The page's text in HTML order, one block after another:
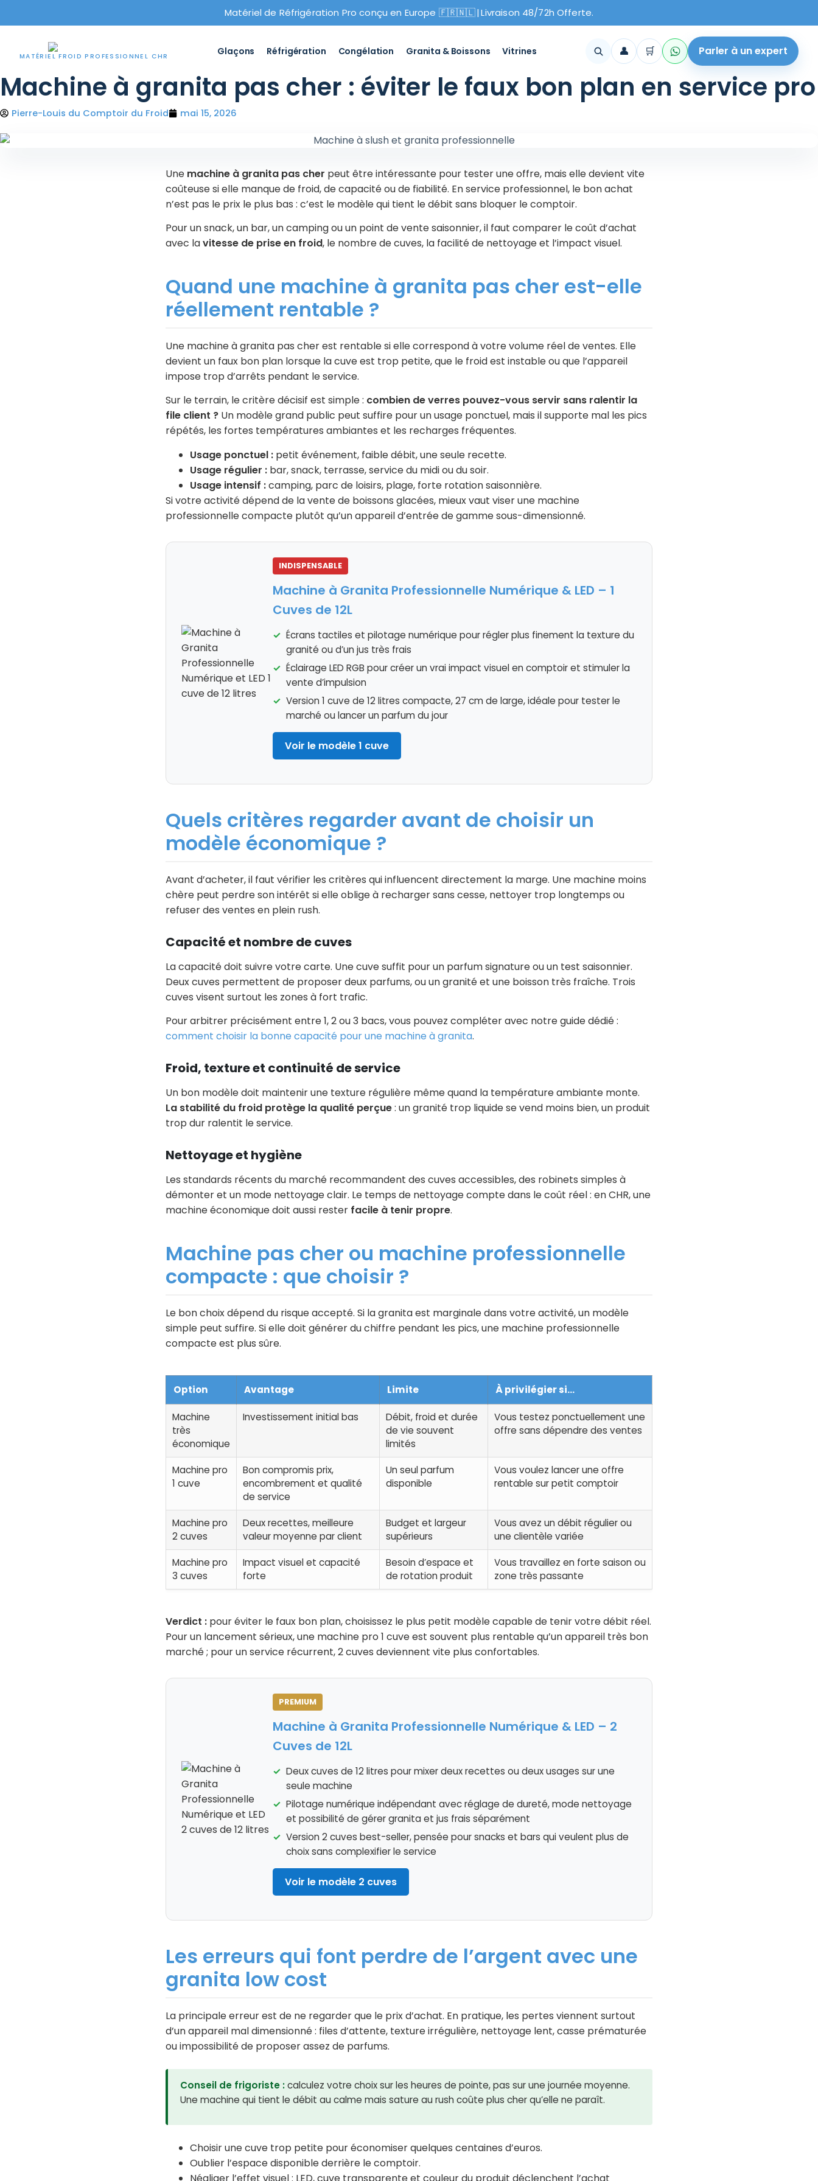
Aller
au
contenu
Matériel de Réfrigération Pro conçu en Europe 🇫🇷🇳🇱| Livraison 48/72h Offerte.
MATÉRIEL FROID PROFESSIONNEL CHR Glaçons Réfrigération Congélation Granita & Boissons Vitrines 👤 🛒 Parler à un expert
VOTRE SÉLECTION
Panier ×
TVA déductible avant paiement
Paiement par carte, SEPA, Paypal, etc.
Assistance avant et après achat
Machine à granita pas cher : éviter le faux bon plan en service pro
Pierre-Louis du Comptoir du Froid mai 15, 2026
Une machine à granita pas cher peut être intéressante pour tester une offre, mais elle devient vite
coûteuse si elle manque de froid, de capacité ou de fiabilité. En service professionnel, le bon achat
n’est pas le prix le plus bas : c’est le modèle qui tient le débit sans bloquer le comptoir.
Pour un snack, un bar, un camping ou un point de vente saisonnier, il faut comparer le coût d’achat
avec lavitesse de prise en froid, le nombre de cuves, la facilité de nettoyage et l’impact visuel.
Quand une machine à granita pas cher est-elle
réellement rentable ?
Une machine à granita pas cher est rentable si elle correspond à votre volume réel de ventes. Elle
devient un faux bon plan lorsque la cuve est trop petite, que le froid est instable ou que l’appareil
impose trop d’arrêts pendant le service.
Sur le terrain, le critère décisif est simple : combien de verres pouvez-vous servir sans ralentir la
file client ? Un modèle grand public peut suffire pour un usage ponctuel, mais il supporte mal les pics
répétés, les fortes températures ambiantes et les recharges fréquentes.
Usage ponctuel : petit événement, faible débit, une seule recette.
Usage régulier : bar, snack, terrasse, service du midi ou du soir.
Usage intensif :camping, parc de loisirs, plage, forte rotation saisonnière.
Si votre activité dépend de la vente de boissons glacées, mieux vaut viser une machine
professionnelle compacte plutôt qu’un appareil d’entrée de gamme sous-dimensionné.
INDISPENSABLE
Machine à Granita Professionnelle Numérique & LED – 1
Cuves de 12L
Écrans tactiles et pilotage numérique pour régler plus finement la texture du
granité ou d’un jus très frais
Éclairage LED RGB pour créer un vrai impact visuel en comptoir et stimuler la
vente d’impulsion
Version 1 cuve de 12 litres compacte, 27 cm de large, idéale pour tester le
marché ou lancer un parfum du jour
Voir le modèle 1 cuve
Quels critères regarder avant de choisir un
modèle économique ?
Avant d’acheter, il faut vérifier les critères qui influencent directement la marge. Une machine moins
chère peut perdre son intérêt si elle oblige à recharger sans cesse, nettoyer trop longtemps ou
refuser des ventes en plein rush.
Capacité et nombre de cuves
La capacité doit suivre votre carte. Une cuve suffit pour un parfum signature ou un test saisonnier.
Deux cuves permettent de proposer deux parfums, ou un granité et une boisson très fraîche. Trois
cuves visent surtout les zones à fort trafic.
Pour arbitrer précisément entre 1, 2 ou 3 bacs, vous pouvez compléter avec notre guide dédié :
comment choisir la bonne capacité pour une machine à granita.
Froid, texture et continuité de service
Un bon modèle doit maintenir une texture régulière même quand la température ambiante monte.
La stabilité du froid protège la qualité perçue: un granité trop liquide se vend moins bien, un produit
trop dur ralentit le service.
Nettoyage et hygiène
Les standards récents du marché recommandent des cuves accessibles, des robinets simples à
démonter et un mode nettoyage clair. Le temps de nettoyage compte dans le coût réel : en CHR, une
machine économique doit aussi rester facile à tenir propre.
Machine pas cher ou machine professionnelle
compacte : que choisir ?
Le bon choix dépend du risque accepté. Si la granita est marginale dans votre activité, un modèle
simple peut suffire. Si elle doit générer du chiffre pendant les pics, une machine professionnelle
compacte est plus sûre.
Option Avantage Limite À privilégier si…
Machine
très
économique
Investissement initial bas
Débit, froid et durée
de vie souvent
limités
Vous testez ponctuellement une
offre sans dépendre des ventes
Machine pro
1 cuve
Bon compromis prix,
encombrement et qualité
de service
Un seul parfum
disponible
Vous voulez lancer une offre
rentable sur petit comptoir
Machine pro
2 cuves
Deux recettes, meilleure
valeur moyenne par client
Budget et largeur
supérieurs
Vous avez un débit régulier ou
une clientèle variée
Machine pro
3 cuves
Impact visuel et capacité
forte
Besoin d’espace et
de rotation produit
Vous travaillez en forte saison ou
zone très passante
Verdict : pour éviter le faux bon plan, choisissez le plus petit modèle capable de tenir votre débit réel.
Pour un lancement sérieux, une machine pro 1 cuve est souvent plus rentable qu’un appareil très bon
marché ; pour un service récurrent, 2 cuves deviennent vite plus confortables.
PREMIUM
Machine à Granita Professionnelle Numérique & LED – 2
Cuves de 12L
Deux cuves de 12 litres pour mixer deux recettes ou deux usages sur une
seule machine
Pilotage numérique indépendant avec réglage de dureté, mode nettoyage
et possibilité de gérer granita et jus frais séparément
Version 2 cuves best-seller, pensée pour snacks et bars qui veulent plus de
choix sans complexifier le service
Voir le modèle 2 cuves
Les erreurs qui font perdre de l’argent avec une
granita low cost
La principale erreur est de ne regarder que le prix d’achat. En pratique, les pertes viennent surtout
d’un appareil mal dimensionné : files d’attente, texture irrégulière, nettoyage lent, casse prématurée
ou impossibilité de proposer assez de parfums.
Conseil de frigoriste :calculez votre choix sur les heures de pointe, pas sur une journée moyenne.
Une machine qui tient le débit au calme mais sature au rush coûte plus cher qu’elle ne paraît.
Choisir une cuve trop petite pour économiser quelques centaines d’euros.
Oublier l’espace disponible derrière le comptoir.